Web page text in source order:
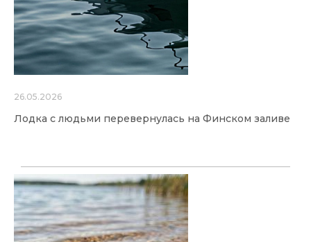
26.05.2026
Лодка с людьми перевернулась на Финском заливе